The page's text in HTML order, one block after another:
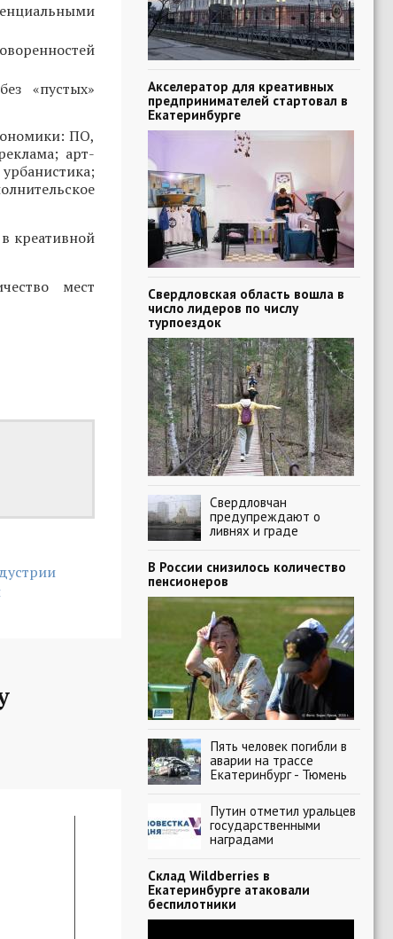
«пустых»
ПО,
арт-
креативной
мест
Акселератор для креативных
предпринимателей стартовал в
Екатеринбурге
Свердловская область вошла в
число лидеров по числу
турпоездок
Свердловчан
предупреждают о
ливнях и граде
В России снизилось количество
пенсионеров
Пять человек погибли в
аварии на трассе
Екатеринбург - Тюмень
Путин отметил уральцев
государственными
наградами
Склад Wildberries в
Екатеринбурге атаковали
беспилотники